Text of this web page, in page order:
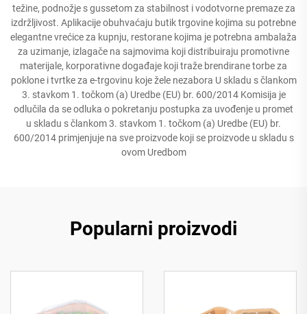
težine, podnožje s gussetom za stabilnost i vodotvorne premaze za
izdržljivost. Aplikacije obuhvaćaju butik trgovine kojima su potrebne
elegantne vrećice za kupnju, restorane kojima je potrebna ambalaža
za uzimanje, izlagače na sajmovima koji distribuiraju promotivne
materijale, korporativne događaje koji traže brendirane torbe za
poklone i tvrtke za e-trgovinu koje žele nezabora U skladu s člankom
3. stavkom 1. točkom (a) Uredbe (EU) br. 600/2014 Komisija je
odlučila da se odluka o pokretanju postupka za uvođenje u promet
u skladu s člankom 3. stavkom 1. točkom (a) Uredbe (EU) br.
600/2014 primjenjuje na sve proizvode koji se proizvode u skladu s
ovom Uredbom
Popularni proizvodi